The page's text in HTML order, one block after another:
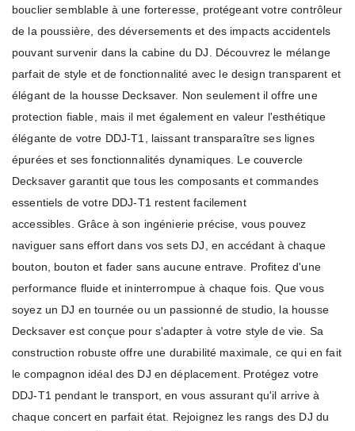
bouclier semblable à une forteresse, protégeant votre contrôleur
de la poussière, des déversements et des impacts accidentels
pouvant survenir dans la cabine du DJ. Découvrez le mélange
parfait de style et de fonctionnalité avec le design transparent et
élégant de la housse Decksaver. Non seulement il offre une
protection fiable, mais il met également en valeur l'esthétique
élégante de votre DDJ-T1, laissant transparaître ses lignes
épurées et ses fonctionnalités dynamiques. Le couvercle
Decksaver garantit que tous les composants et commandes
essentiels de votre DDJ-T1 restent facilement
accessibles. Grâce à son ingénierie précise, vous pouvez
naviguer sans effort dans vos sets DJ, en accédant à chaque
bouton, bouton et fader sans aucune entrave. Profitez d'une
performance fluide et ininterrompue à chaque fois. Que vous
soyez un DJ en tournée ou un passionné de studio, la housse
Decksaver est conçue pour s'adapter à votre style de vie. Sa
construction robuste offre une durabilité maximale, ce qui en fait
le compagnon idéal des DJ en déplacement. Protégez votre
DDJ-T1 pendant le transport, en vous assurant qu'il arrive à
chaque concert en parfait état. Rejoignez les rangs des DJ du